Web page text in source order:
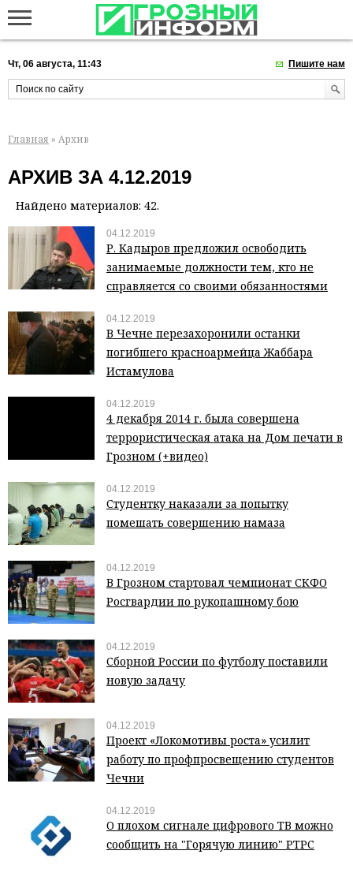
Чт, 06 августа, 11:43 Пишите нам
Главная » Архив
АРХИВ ЗА 4.12.2019
Найдено материалов: 42.
04.12.2019
Р. Кадыров предложил освободить
занимаемые должности тем, кто не
справляется со своими обязанностями
04.12.2019
В Чечне перезахоронили останки
погибшего красноармейца Жаббара
Истамулова
04.12.2019
4 декабря 2014 г. была совершена
террористическая атака на Дом печати в
Грозном (+видео)
04.12.2019
Студентку наказали за попытку
помешать совершению намаза
04.12.2019
В Грозном стартовал чемпионат СКФО
Росгвардии по рукопашному бою
04.12.2019
Сборной России по футболу поставили
новую задачу
04.12.2019
Проект «Локомотивы роста» усилит
работу по профпросвещению студентов
Чечни
04.12.2019
О плохом сигнале цифрового ТВ можно
сообщить на "Горячую линию" РТРС